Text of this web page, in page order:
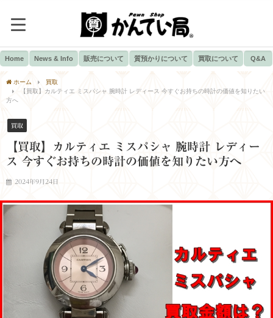
Home News & Info 販売について 質預かりについて 買取について Q&A
ホーム
買取
【買取】カルティエ ミスパシャ 腕時計 レディース 今すぐお持ちの時計の価値を知りたい
方へ
買取
【買取】カルティエ ミスパシャ 腕時計 レディー
ス 今すぐお持ちの時計の価値を知りたい方へ
2024年9月24日